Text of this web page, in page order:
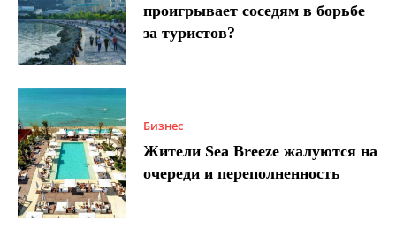
проигрывает соседям в борьбе
за туристов?
Бизнес
Жители Sea Breeze жалуются на
очереди и переполненность